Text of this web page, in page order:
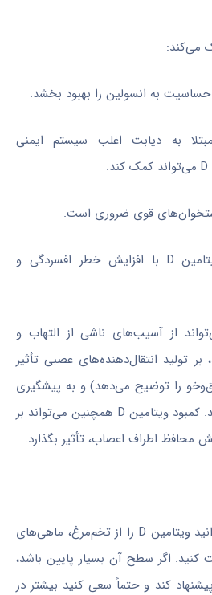
به انسولین را بهبود بخشد.
به دیابت اغلب سیستم ایمنی
قوی ضروری است.
• سلامت روان: کمبود ویتامین D با افزایش خطر افسردگی و
از آسیب‌های ناشی از التهاب و
تولید انتقال‌دهنده‌های عصبی تأثیر
را توضیح می‌دهد) و به پیشگیری
از نوروپاتی دیابتی کمک کند. کمبود ویتامین D همچنین می‌تواند بر
اطراف اعصاب، تأثیر بگذارد.
علاوه بر نور خورشید، می‌توانید ویتامین D را از تخم‌مرغ، ماهی‌های
اگر سطح آن بسیار پایین باشد،
کند و حتماً سعی کنید بیشتر در